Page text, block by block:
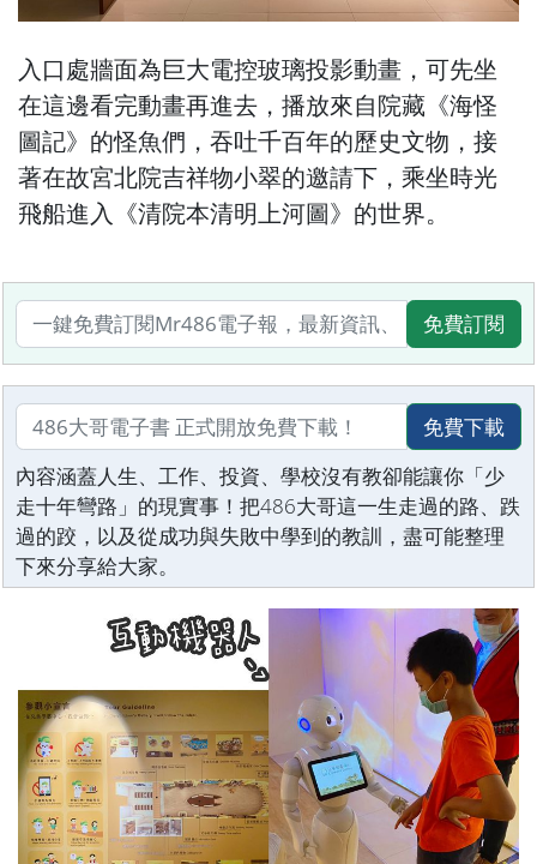
入口處牆面為巨大電控玻璃投影動畫，可先坐
在這邊看完動畫再進去，播放來自院藏《海怪
圖記》的怪魚們，吞吐千百年的歷史文物，接
著在故宮北院吉祥物小翠的邀請下，乘坐時光
飛船進入《清院本清明上河圖》的世界。
免費訂閱
免費下載
內容涵蓋人生、工作、投資、學校沒有教卻能讓你「少
走十年彎路」的現實事！把486大哥這一生走過的路、跌
過的跤，以及從成功與失敗中學到的教訓，盡可能整理
下來分享給大家。